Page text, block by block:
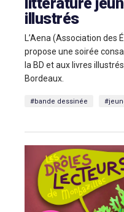
illustrés
L’Aena (Association des
propose une soirée
la BD et aux livres
Bordeaux.
#bande dessinée